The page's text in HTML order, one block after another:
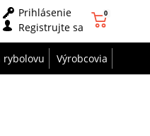
Prihlásenie
Registrujte sa
0
rybolovu Výrobcovia